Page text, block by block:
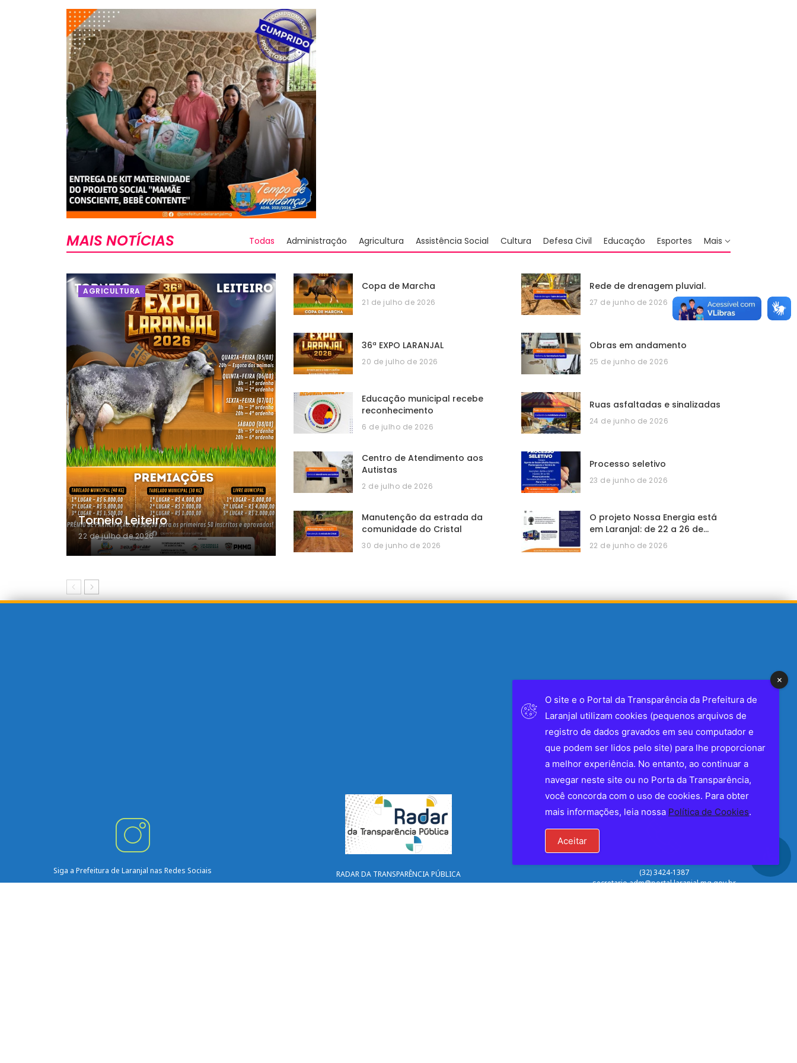
MAIS NOTÍCIAS Todas Administração Agricultura Assistência Social Cultura Defesa Civil Educação Esportes Mais
AGRICULTURA
Torneio Leiteiro
22 de julho de 2026
Copa de Marcha
21 de julho de 2026
36ª EXPO LARANJAL
20 de julho de 2026
Educação municipal recebe
reconhecimento
6 de julho de 2026
Centro de Atendimento aos
Autistas
2 de julho de 2026
Manutenção da estrada da
comunidade do Cristal
30 de junho de 2026
Rede de drenagem pluvial.
27 de junho de 2026
Obras em andamento
25 de junho de 2026
Ruas asfaltadas e sinalizadas
24 de junho de 2026
Processo seletivo
23 de junho de 2026
O projeto Nossa Energia está
em Laranjal: de 22 a 26 de…
22 de junho de 2026
Siga a Prefeitura de Laranjal nas Redes Sociais RADAR DA TRANSPARÊNCIA PÚBLICA
(32) 3424-1387
secretario.adm@portal.laranjal.mg.gov.br
O site e o Portal da Transparência da Prefeitura de
Laranjal utilizam cookies (pequenos arquivos de
registro de dados gravados em seu computador e
que podem ser lidos pelo site) para lhe proporcionar
a melhor experiência. No entanto, ao continuar a
navegar neste site ou no Porta da Transparência,
você concorda com o uso de cookies. Para obter
mais informações, leia nossa Política de Cookies.
Aceitar